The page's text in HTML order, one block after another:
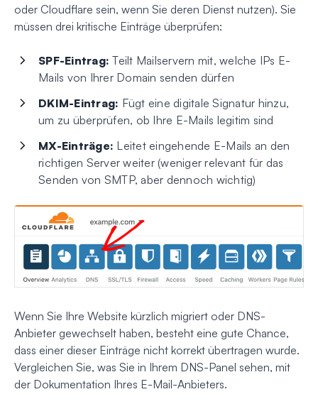
oder Cloudflare sein, wenn Sie deren Dienst nutzen). Sie
müssen drei kritische Einträge überprüfen:
SPF-Eintrag: Teilt Mailservern mit, welche IPs E-
Mails von Ihrer Domain senden dürfen
DKIM-Eintrag: Fügt eine digitale Signatur hinzu,
um zu überprüfen, ob Ihre E-Mails legitim sind
MX-Einträge: Leitet eingehende E-Mails an den
richtigen Server weiter (weniger relevant für das
Senden von SMTP, aber dennoch wichtig)
Wenn Sie Ihre Website kürzlich migriert oder DNS-
Anbieter gewechselt haben, besteht eine gute Chance,
dass einer dieser Einträge nicht korrekt übertragen wurde.
Vergleichen Sie, was Sie in Ihrem DNS-Panel sehen, mit
der Dokumentation Ihres E-Mail-Anbieters.